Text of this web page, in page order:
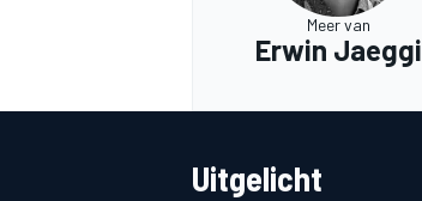
Meer van
Erwin Jaeggi
Uitgelicht